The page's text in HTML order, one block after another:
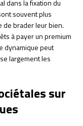
dans la fixation du
souvent plus
de brader leur bien.
à payer un premium
dynamique peut
largement les
sur